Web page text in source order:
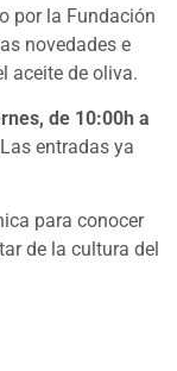
por la Fundación
novedades e
aceite de oliva.
de 10:00h a
entradas ya
para conocer
de la cultura del